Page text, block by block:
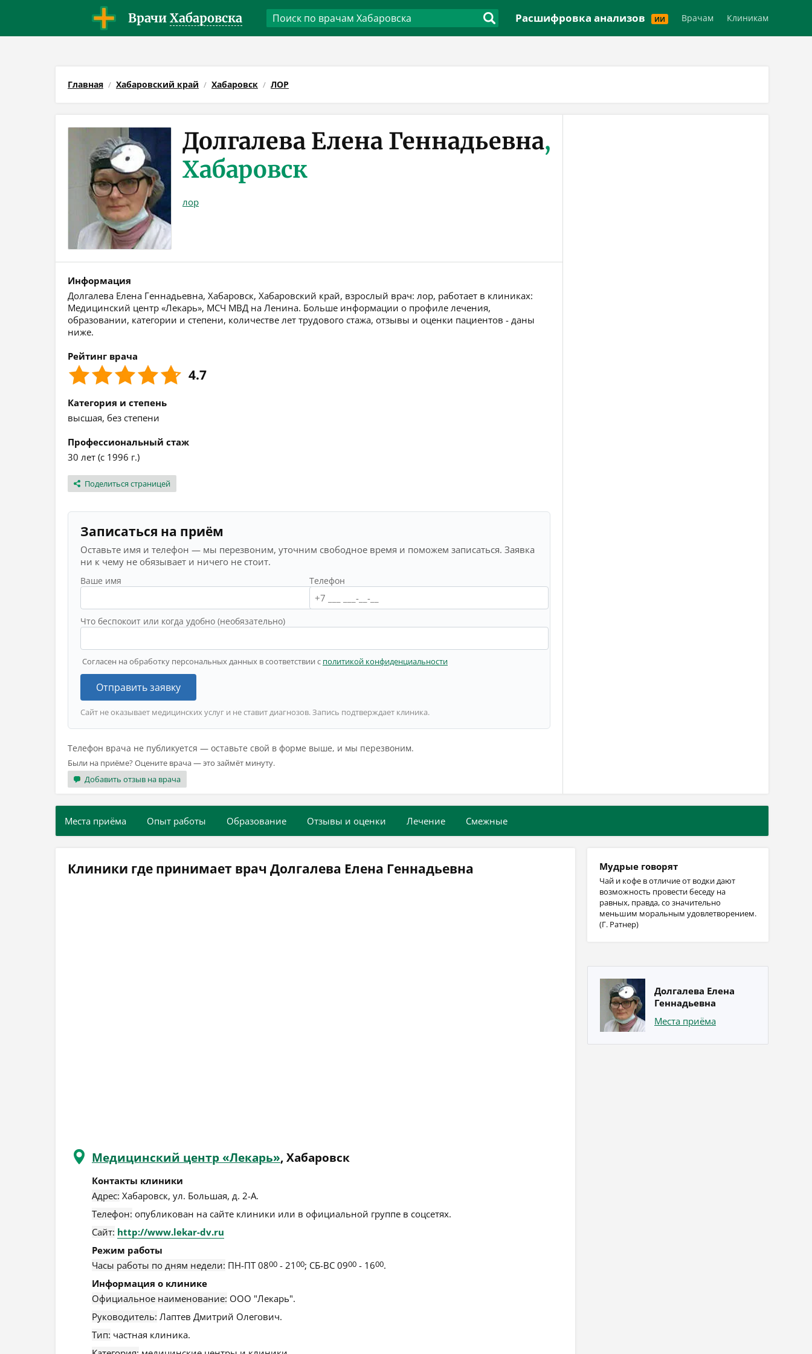
Врачи Хабаровска Расшифровка анализов ИИ Врачам Клиникам
Главная Хабаровский край Хабаровск ЛОР
Долгалева Елена Геннадьевна,
Хабаровск
лор
Информация
Долгалева Елена Геннадьевна, Хабаровск, Хабаровский край, взрослый врач: лор, работает в клиниках:
Медицинский центр «Лекарь», МСЧ МВД на Ленина. Больше информации о профиле лечения,
образовании, категории и степени, количестве лет трудового стажа, отзывы и оценки пациентов - даны
ниже.
Рейтинг врача
4.7
Категория и степень
высшая, без степени
Профессиональный стаж
30 лет (с 1996 г.)
Поделиться страницей
Записаться на приём
Оставьте имя и телефон — мы перезвоним, уточним свободное время и поможем записаться. Заявка
ни к чему не обязывает и ничего не стоит.
Ваше имя Телефон
Что беспокоит или когда удобно (необязательно)
Согласен на обработку персональных данных в соответствии с политикой конфиденциальности
Отправить заявку
Сайт не оказывает медицинских услуг и не ставит диагнозов. Запись подтверждает клиника.
Телефон врача не публикуется — оставьте свой в форме выше, и мы перезвоним.
Были на приёме? Оцените врача — это займёт минуту.
Добавить отзыв на врача
Места приёма Опыт работы Образование Отзывы и оценки Лечение Смежные
Клиники где принимает врач Долгалева Елена Геннадьевна
Медицинский центр «Лекарь», Хабаровск
Контакты клиники
Адрес: Хабаровск, ул. Большая, д. 2-А.
Телефон: опубликован на сайте клиники или в официальной группе в соцсетях.
Сайт: http://www.lekar-dv.ru
Режим работы
Часы работы по дням недели: ПН-ПТ 0800 - 2100; СБ-ВС 0900 - 1600.
Информация о клинике
Официальное наименование: ООО "Лекарь".
Руководитель: Лаптев Дмитрий Олегович.
Тип: частная клиника.
Мудрые говорят
Чай и кофе в отличие от водки дают
возможность провести беседу на
равных, правда, со значительно
меньшим моральным удовлетворением.
(Г. Ратнер)
Долгалева Елена
Геннадьевна
Места приёма